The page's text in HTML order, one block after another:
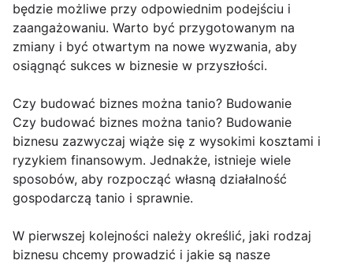
będzie możliwe przy odpowiednim podejściu i
zaangażowaniu. Warto być przygotowanym na
zmiany i być otwartym na nowe wyzwania, aby
osiągnąć sukces w biznesie w przyszłości.
Czy budować biznes można tanio? Budowanie
Czy budować biznes można tanio? Budowanie
biznesu zazwyczaj wiąże się z wysokimi kosztami i
ryzykiem finansowym. Jednakże, istnieje wiele
sposobów, aby rozpocząć własną działalność
gospodarczą tanio i sprawnie.
W pierwszej kolejności należy określić, jaki rodzaj
biznesu chcemy prowadzić i jakie są nasze